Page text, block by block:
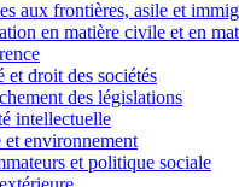
aux frontières, asile et
en matière civile et en
et droit des sociétés
des législations
intellectuelle
et environnement
et politique sociale